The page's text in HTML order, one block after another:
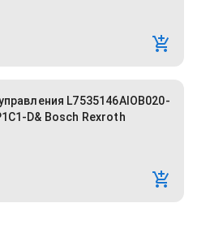
L7535146AIOB020-
D& Bosch Rexroth